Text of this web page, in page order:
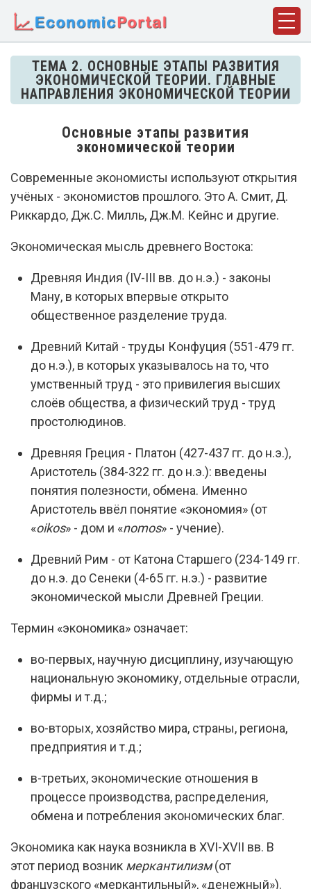
ТЕМА 2. ОСНОВНЫЕ ЭТАПЫ РАЗВИТИЯ
ЭКОНОМИЧЕСКОЙ ТЕОРИИ. ГЛАВНЫЕ
НАПРАВЛЕНИЯ ЭКОНОМИЧЕСКОЙ ТЕОРИИ
Основные этапы развития
экономической теории
Современные экономисты используют открытия
учёных - экономистов прошлого. Это А. Смит, Д.
Риккардо, Дж.С. Милль, Дж.М. Кейнс и другие.
Экономическая мысль древнего Востока:
Древняя Индия (IV-III вв. до н.э.) - законы
Ману, в которых впервые открыто
общественное разделение труда.
Древний Китай - труды Конфуция (551-479 гг.
до н.э.), в которых указывалось на то, что
умственный труд - это привилегия высших
слоёв общества, а физический труд - труд
простолюдинов.
Древняя Греция - Платон (427-437 гг. до н.э.),
Аристотель (384-322 гг. до н.э.): введены
понятия полезности, обмена. Именно
Аристотель ввёл понятие «экономия» (от
«oikos» - дом и «nomos» - учение).
Древний Рим - от Катона Старшего (234-149 гг.
до н.э. до Сенеки (4-65 гг. н.э.) - развитие
экономической мысли Древней Греции.
Термин «экономика» означает:
во-первых, научную дисциплину, изучающую
национальную экономику, отдельные отрасли,
фирмы и т.д.;
во-вторых, хозяйство мира, страны, региона,
предприятия и т.д.;
в-третьих, экономические отношения в
процессе производства, распределения,
обмена и потребления экономических благ.
Экономика как наука возникла в XVI-XVII вв. В
этот период возник меркантилизм(от
французского «меркантильный», «денежный»).
ГЛАВНАЯ
ПОНЯТИЯ
ФАКТЫ
БИОГРАФИИ
СТАТЬИ
СЛОВАРЬ